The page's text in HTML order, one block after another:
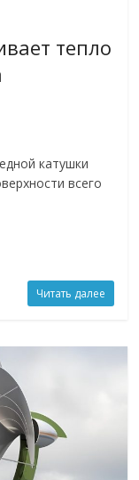
тепло
катушки
всего
Читать далее